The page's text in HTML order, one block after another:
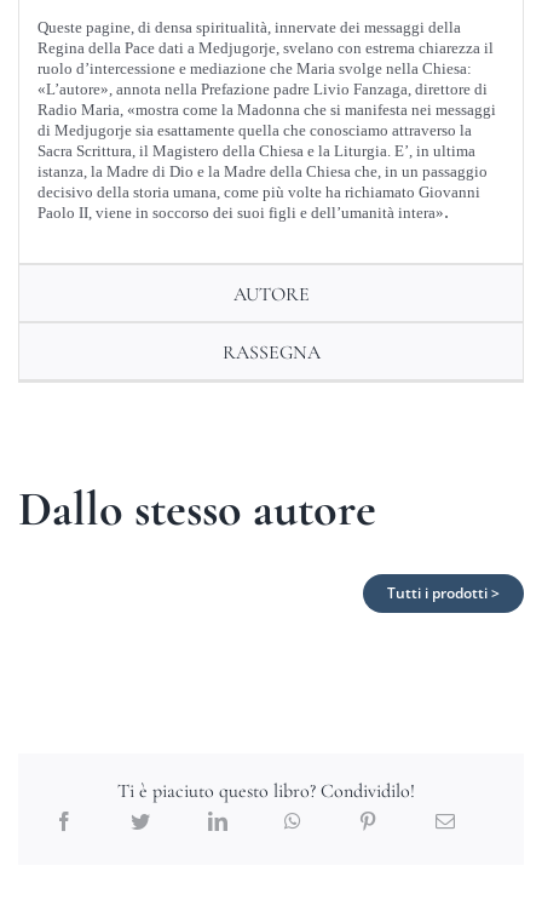
Queste pagine, di densa spiritualità, innervate dei messaggi della
Regina della Pace dati a Medjugorje, svelano con estrema chiarezza il
ruolo d’intercessione e mediazione che Maria svolge nella Chiesa:
«L’autore», annota nella Prefazione padre Livio Fanzaga, direttore di
Radio Maria, «mostra come la Madonna che si manifesta nei messaggi
di Medjugorje sia esattamente quella che conosciamo attraverso la
Sacra Scrittura, il Magistero della Chiesa e la Liturgia. E’, in ultima
istanza, la Madre di Dio e la Madre della Chiesa che, in un passaggio
decisivo della storia umana, come più volte ha richiamato Giovanni
Paolo II, viene in soccorso dei suoi figli e dell’umanità intera»
AUTORE
RASSEGNA
Dallo stesso autore
Tutti i prodotti >
Ti è piaciuto questo libro? Condividilo!